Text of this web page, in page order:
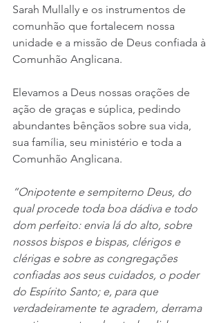
Sarah Mullally e os instrumentos de
comunhão que fortalecem nossa
unidade e a missão de Deus confiada à
Comunhão Anglicana.
Elevamos a Deus nossas orações de
ação de graças e súplica, pedindo
abundantes bênçãos sobre sua vida,
sua família, seu ministério e toda a
Comunhão Anglicana.
“Onipotente e sempiterno Deus, do
qual procede toda boa dádiva e todo
dom perfeito: envia lá do alto, sobre
nossos bispos e bispas, clérigos e
clérigas e sobre as congregações
confiadas aos seus cuidados, o poder
do Espírito Santo; e, para que
verdadeiramente te agradem, derrama